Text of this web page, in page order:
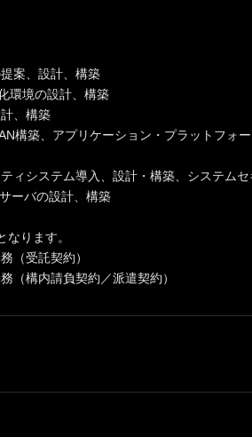
案、設計、構築
環境の設計、構築
、構築
構築、アプリケーション・プラットフォ
ィシステム導入、設計・構築、システム
ーバの設計、構築
ります。
（受託契約）
（構内請負契約／派遣契約）